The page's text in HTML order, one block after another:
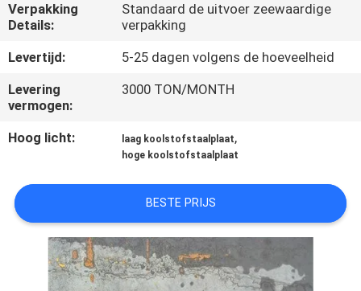
NIEUWS
GEVALLEN
COMPANY
NEWS
SITEMAP
PRIVACY
POLICY
Verpakking
Details:
Standaard de uitvoer zeewaardige
verpakking
Levertijd:
5-25 dagen volgens de hoeveelheid
Levering
vermogen:
3000 TON/MONTH
Hoog licht: laag koolstofstaalplaat,
hoge koolstofstaalplaat
BESTE PRIJS